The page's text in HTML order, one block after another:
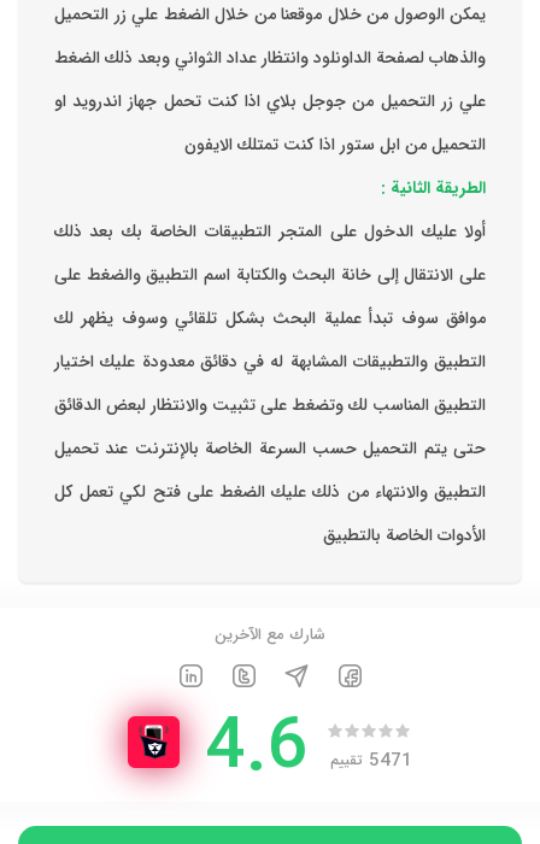
يمكن الوصول من خلال موقعنا من خلال الضغط علي زر التحميل
والذهاب لصفحة الداونلود وانتظار عداد الثواني وبعد ذلك الضغط
علي زر التحميل من جوجل بلاي اذا كنت تحمل جهاز اندرويد او
التحميل من ابل ستور اذا كنت تمتلك الايفون
الطريقة الثانية :
‏أولا عليك الدخول على المتجر التطبيقات الخاصة بك ‏بعد ذلك
على الانتقال إلى خانة البحث والكتابة اسم التطبيق والضغط على
موافق ‏سوف تبدأ عملية البحث بشكل تلقائي وسوف يظهر لك
التطبيق والتطبيقات المشابهة له في دقائق معدودة ‏عليك اختيار
التطبيق المناسب لك وتضغط على تثبيت والانتظار لبعض الدقائق
حتى يتم التحميل حسب السرعة الخاصة بالإنترنت ‏عند تحميل
التطبيق والانتهاء من ذلك عليك الضغط على فتح لكي تعمل كل
الأدوات الخاصة بالتطبيق
شارك مع الآخرين
5471 تقييم 4.6